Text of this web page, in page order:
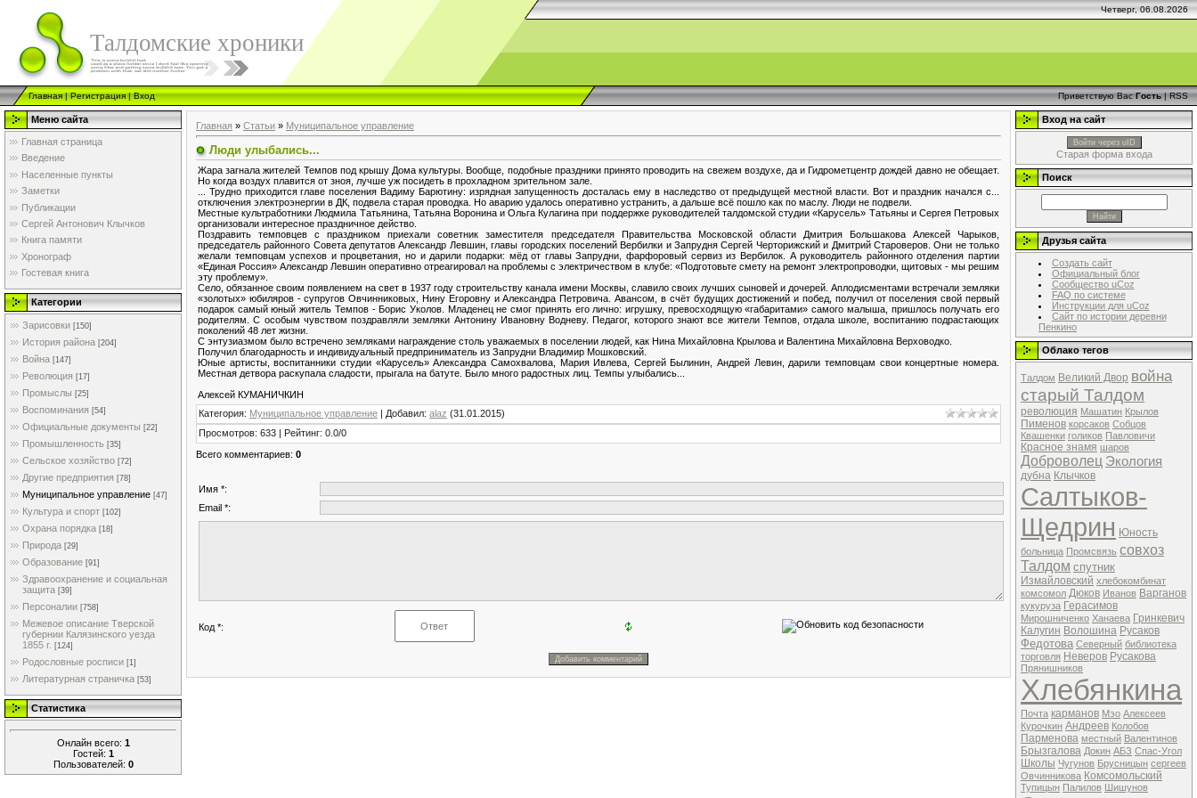
Четверг, 06.08.2026
Талдомские хроники
Главная|Регистрация|Вход Приветствую Вас Гость|RSS
Меню сайта
Главная страница
Введение
Населенные пункты
Заметки
Публикации
Сергей Антонович Клычков
Книга памяти
Хронограф
Гостевая книга
Категории
Зарисовки [150]
История района [204]
Война [147]
Революция [17]
Промыслы [25]
Воспоминания [54]
Официальные документы [22]
Промышленность [35]
Сельское хозяйство [72]
Другие предприятия [78]
Муниципальное управление [47]
Культура и спорт [102]
Охрана порядка [18]
Природа [29]
Образование [91]
Здравоохранение и социальная
защита [39]
Персоналии [758]
Межевое описание Тверской
губернии Калязинского уезда
1855 г. [124]
Родословные росписи [1]
Литературная страничка [53]
Статистика
Онлайн всего: 1
Гостей: 1
Пользователей: 0
Главная » Статьи » Муниципальное управление
Люди улыбались...
Жара загнала жителей Темпов под крышу Дома культуры. Вообще, подобные праздники принято проводить на свежем воздухе, да и Гидрометцентр дождей давно не обещает.
Но когда воздух плавится от зноя, лучше уж посидеть в прохладном зрительном зале.
... Трудно приходится главе поселения Вадиму Барютину: изрядная запущенность досталась ему в наследство от предыдущей местной власти. Вот и праздник начался с...
отключения электроэнергии в ДК, подвела старая проводка. Но аварию удалось оперативно устранить, а дальше всё пошло как по маслу. Люди не подвели.
Местные культработники Людмила Татьянина, Татьяна Воронина и Ольга Кулагина при поддержке руководителей талдомской студии «Карусель» Татьяны и Сергея Петровых
организовали интересное праздничное действо.
Поздравить темповцев с праздником приехали советник заместителя председателя Правительства Московской области Дмитрия Большакова Алексей Чарыков,
председатель районного Совета депутатов Александр Левшин, главы городских поселений Вербилки и Запрудня Сергей Черторижский и Дмитрий Староверов. Они не только
желали темповцам успехов и процветания, но и дарили подарки: мёд от главы Запрудни, фарфоровый сервиз из Вербилок. А руководитель районного отделения партии
«Единая Россия» Александр Левшин оперативно отреагировал на проблемы с электричеством в клубе: «Подготовьте смету на ремонт электропроводки, щитовых - мы решим
эту проблему».
Село, обязанное своим появлением на свет в 1937 году строительству канала имени Москвы, славило своих лучших сыновей и дочерей. Аплодисментами встречали земляки
«золотых» юбиляров - супругов Овчинниковых, Нину Егоровну и Александра Петровича. Авансом, в счёт будущих достижений и побед, получил от поселения свой первый
подарок самый юный житель Темпов - Борис Уколов. Младенец не смог принять его лично: игрушку, превосходящую «габаритами» самого малыша, пришлось получать его
родителям. С особым чувством поздравляли земляки Антонину Ивановну Водневу. Педагог, которого знают все жители Темпов, отдала школе, воспитанию подрастающих
поколений 48 лет жизни.
С энтузиазмом было встречено земляками награждение столь уважаемых в поселении людей, как Нина Михайловна Крылова и Валентина Михайловна Верховодко.
Получил благодарность и индивидуальный предприниматель из Запрудни Владимир Мошковский.
Юные артисты, воспитанники студии «Карусель» Александра Самохвалова, Мария Ивлева, Сергей Былинин, Андрей Левин, дарили темповцам свои концертные номера.
Местная детвора раскупала сладости, прыгала на батуте. Было много радостных лиц. Темпы улыбались...
Алексей КУМАНИЧКИН
Категория: Муниципальное управление | Добавил: alaz (31.01.2015)
Просмотров: 633 | Рейтинг: 0.0/0
Всего комментариев: 0
Имя *:
Email *:
Код *:
Вход на сайт
Войти через uID
Старая форма входа
Поиск
Друзья сайта
Создать сайт
Официальный блог
Сообщество uCoz
FAQ по системе
Инструкции для uCoz
Сайт по истории деревни
Пенкино
Облако тегов
Талдом Великий Двор война
старый Талдом
революция Машатин Крылов
Пименов корсаков Собцов
Квашенки голиков Павловичи
Красное знамя шаров
Доброволец Экология
дубна Клычков
Салтыков-
Щедрин Юность
больница Промсвязь совхоз
Талдом спутник
Измайловский хлебокомбинат
комсомол Дюков Иванов Варганов
кукуруза Герасимов
Мирошниченко Ханаева Гринкевич
Калугин Волошина Русаков
Федотова Северный библиотека
торговля Неверов Русакова
Прянишников
Хлебянкина
Почта карманов Мэо Алексеев
Курочкин Андреев Колобов
Парменова местный Валентинов
Брызгалова Докин АБЗ Спас-Угол
Школы Чугунов Брусницын сергеев
Овчинникова Комсомольский
Тупицын Палилов Шишунов